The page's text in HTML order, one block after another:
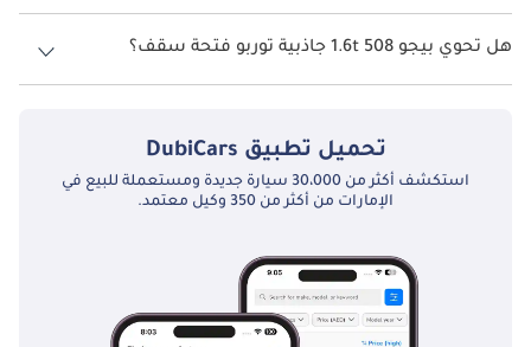
نظام الدفع في بيجو 508 Front Wheel Drive 1.6t جاذبية توربو.
هل تحوي بيجو 508 1.6t جاذبية توربو فتحة سقف؟
نعم توفر بيجو 508 1.6t جاذبية توربو فتحة السقف كخيار.
تحميل تطبيق DubiCars
استكشف أكثر من 30،000 سيارة جديدة ومستعملة للبيع في
الإمارات من أكثر من 350 وكيل معتمد.